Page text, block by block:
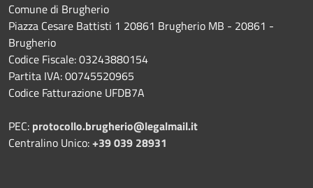
Comune di Brugherio
Piazza Cesare Battisti 1 20861 Brugherio MB - 20861 -
Brugherio
Codice Fiscale: 03243880154
Partita IVA: 00745520965
Codice Fatturazione UFDB7A
PEC: protocollo.brugherio@legalmail.it
Centralino Unico:+39 039 28931